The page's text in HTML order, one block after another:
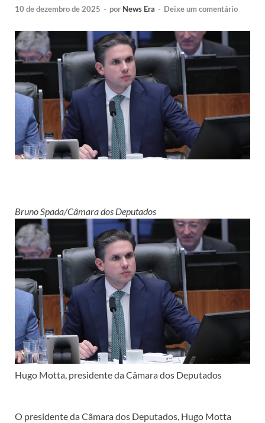
10 de dezembro de 2025 - por News Era - Deixe um comentário
Bruno Spada/Câmara dos Deputados
Hugo Motta, presidente da Câmara dos Deputados
O presidente da Câmara dos Deputados, Hugo Motta